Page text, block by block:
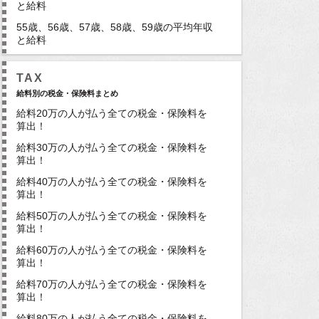
と給料
55歳、56歳、57歳、58歳、59歳の平均年収
と給料
TAX
給料別の税金・保険料まとめ
給料20万の人が払う全ての税金・保険料を
算出！
給料30万の人が払う全ての税金・保険料を
算出！
給料40万の人が払う全ての税金・保険料を
算出！
給料50万の人が払う全ての税金・保険料を
算出！
給料60万の人が払う全ての税金・保険料を
算出！
給料70万の人が払う全ての税金・保険料を
算出！